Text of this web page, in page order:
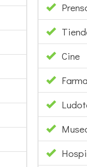
Cine